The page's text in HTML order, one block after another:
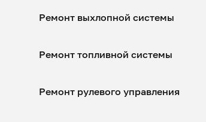
Ремонт выхлопной системы
Ремонт топливной системы
Ремонт рулевого управления